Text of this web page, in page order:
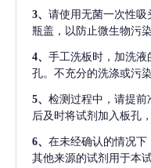
3、 请使用无菌一次性吸
瓶盖，以防止微生物污染
4、 手工洗板时，加洗液
孔。不充分的洗涤或污
5、 检测过程中，请提前
后及时将试剂加入板孔
6、 在未经确认的情况
其他来源的试剂用于本试